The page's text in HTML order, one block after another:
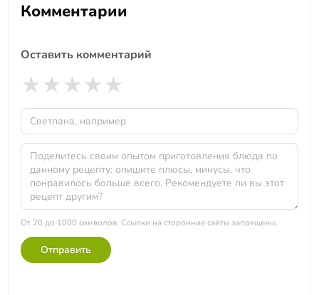
Комментарии
Оставить комментарий
★★★★★
От 20 до 1000 символов. Ссылки на сторонние сайты запрещены.
Отправить